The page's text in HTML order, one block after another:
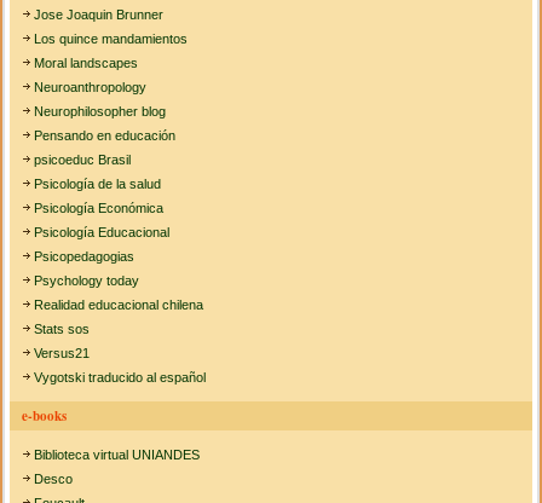
Jose Joaquin Brunner
Los quince mandamientos
Moral landscapes
Neuroanthropology
Neurophilosopher blog
Pensando en educación
psicoeduc Brasil
Psicología de la salud
Psicología Económica
Psicología Educacional
Psicopedagogias
Psychology today
Realidad educacional chilena
Stats sos
Versus21
Vygotski traducido al español
e-books
Biblioteca virtual UNIANDES
Desco